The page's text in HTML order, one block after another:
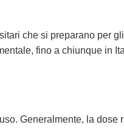
che si preparano per
fino a chiunque in
Generalmente, la dose